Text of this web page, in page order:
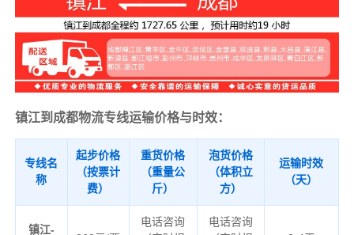
镇江到成都物流专线运输价格与时效：
专线名
称
起步价格
（按票计
费）
重货价格
（重量公
斤）
泡货价格
（体积立
方）
运输时效
（天）
镇江-
电话咨询
电话咨询